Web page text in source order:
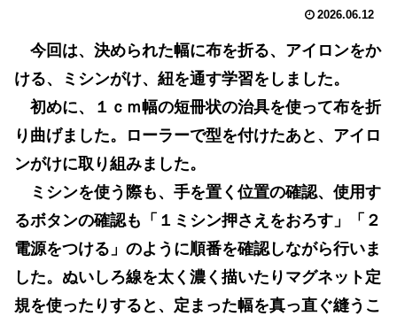
2026.06.12
今回は、決められた幅に布を折る、アイロンをか
ける、ミシンがけ、紐を通す学習をしました。
初めに、１ｃｍ幅の短冊状の治具を使って布を折
り曲げました。ローラーで型を付けたあと、アイロ
ンがけに取り組みました。
ミシンを使う際も、手を置く位置の確認、使用す
るボタンの確認も「１ミシン押さえをおろす」「２
電源をつける」のように順番を確認しながら行いま
した。ぬいしろ線を太く濃く描いたりマグネット定
規を使ったりすると、定まった幅を真っ直ぐ縫うこ